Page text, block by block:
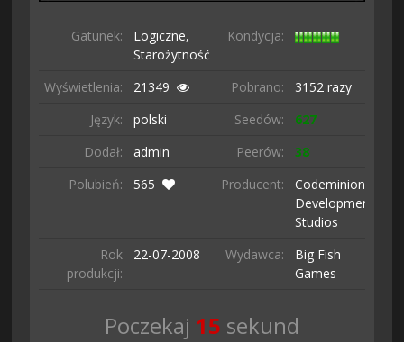
Gatunek:
Logiczne,
Starożytność
Kondycja:
Wyświetlenia: 21349 Pobrano:
3152 razy
Język:
polski Seedów:
627
Dodał:
admin Peerów:
38
Polubień:
565 Producent:
Codeminion
Development
Studios
Rok
produkcji:
22-07-2008 Wydawca:
Big Fish
Games
Poczekaj 14 sekund